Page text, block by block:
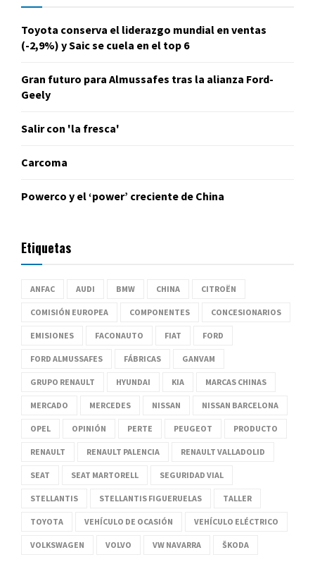
Toyota conserva el liderazgo mundial en ventas
(-2,9%) y Saic se cuela en el top 6
Gran futuro para Almussafes tras la alianza Ford-
Geely
Salir con 'la fresca'
Carcoma
Powerco y el ‘power’ creciente de China
Etiquetas
ANFAC AUDI BMW CHINA CITROËN
COMISIÓN EUROPEA COMPONENTES CONCESIONARIOS
EMISIONES FACONAUTO FIAT FORD
FORD ALMUSSAFES FÁBRICAS GANVAM
GRUPO RENAULT HYUNDAI KIA MARCAS CHINAS
MERCADO MERCEDES NISSAN NISSAN BARCELONA
OPEL OPINIÓN PERTE PEUGEOT PRODUCTO
RENAULT RENAULT PALENCIA RENAULT VALLADOLID
SEAT SEAT MARTORELL SEGURIDAD VIAL
STELLANTIS STELLANTIS FIGUERUELAS TALLER
TOYOTA VEHÍCULO DE OCASIÓN VEHÍCULO ELÉCTRICO
VOLKSWAGEN VOLVO VW NAVARRA ŠKODA